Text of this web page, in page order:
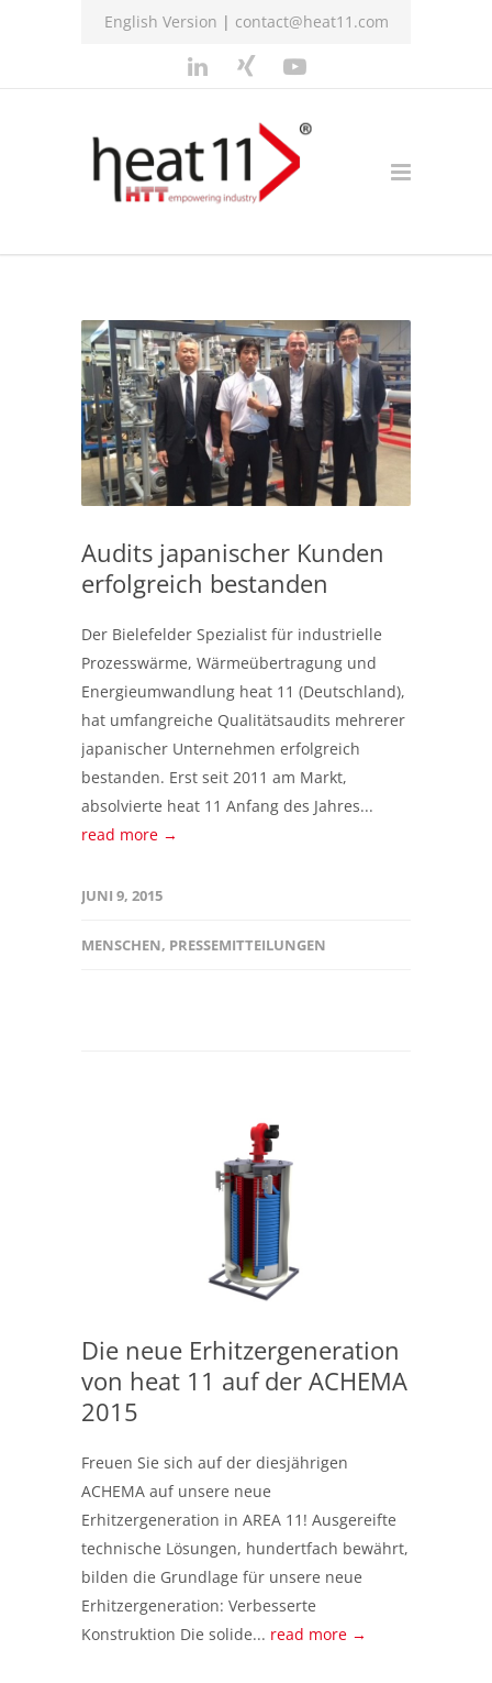
English Version | contact@heat11.com
Audits japanischer Kunden
erfolgreich bestanden
Der Bielefelder Spezialist für industrielle
Prozesswärme, Wärmeübertragung und
Energieumwandlung heat 11 (Deutschland),
hat umfangreiche Qualitätsaudits mehrerer
japanischer Unternehmen erfolgreich
bestanden. Erst seit 2011 am Markt,
absolvierte heat 11 Anfang des Jahres...
read more →
JUNI 9, 2015
MENSCHEN, PRESSEMITTEILUNGEN
Die neue Erhitzergeneration
von heat 11 auf der ACHEMA
2015
Freuen Sie sich auf der diesjährigen
ACHEMA auf unsere neue
Erhitzergeneration in AREA 11! Ausgereifte
technische Lösungen, hundertfach bewährt,
bilden die Grundlage für unsere neue
Erhitzergeneration: Verbesserte
Konstruktion Die solide... read more →